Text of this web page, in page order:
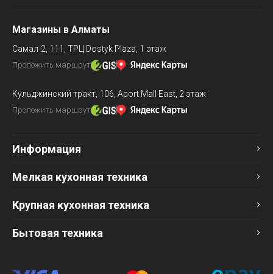
Магазины в Алматы
Самал-2, 111, ТРЦ Dostyk Plaza, 1 этаж
Проложить маршрут
Кульджинский тракт, 106, Aport Mall East, 2 этаж
Проложить маршрут
Информация
Мелкая кухонная техника
Крупная кухонная техника
Бытовая техника